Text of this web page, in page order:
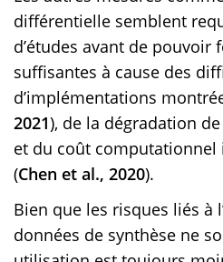
différentielle semblent
d’études avant de pouvoir
suffisantes à cause des
d’implémentations
2021), de la dégradation
et du coût
(Chen et al., 2020).
Bien que les risques liés à
données de synthèse ne